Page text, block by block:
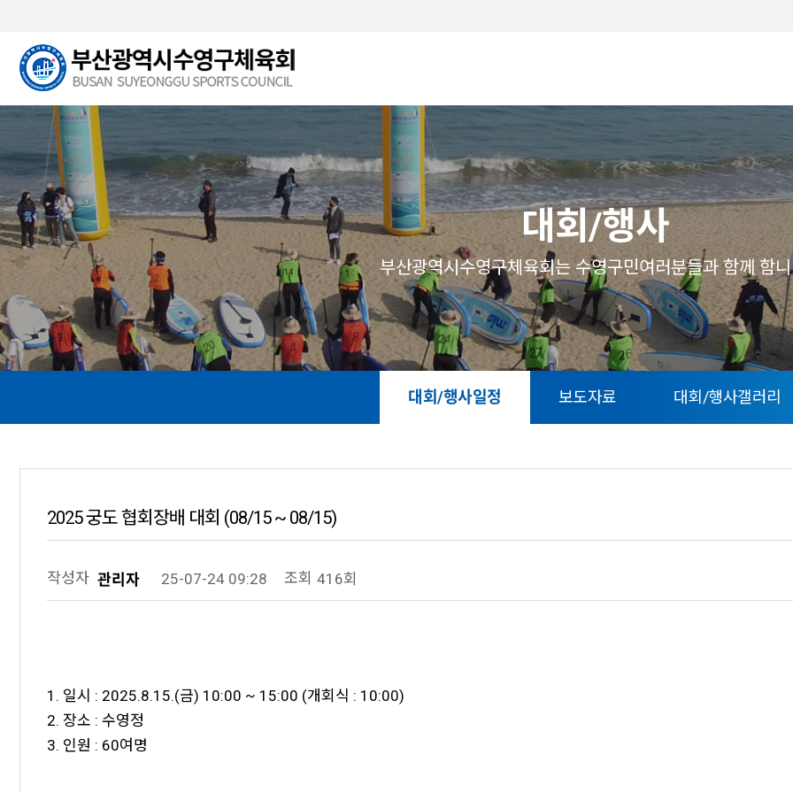
대회/행사
부산광역시수영구체육회는 수영구민여러분들과 함께 함
대회/행사일정 보도자료 대회/행사갤러리
2025 궁도 협회장배 대회 (08/15 ~ 08/15)
작성자 관리자 25-07-24 09:28 조회 416회
1. 일시 : 2025.8.15.(금) 10:00 ~ 15:00 (개회식 : 10:00)
2. 장소 : 수영정
3. 인원 : 60여명